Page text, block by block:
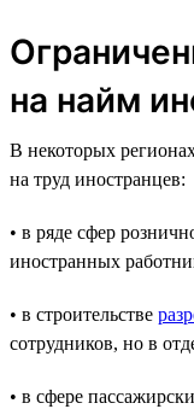
на найм
В некоторых
на труд иностранцев:
• в ряде сфер
иностранных
• в строительстве
сотрудников, но в
• в сфере